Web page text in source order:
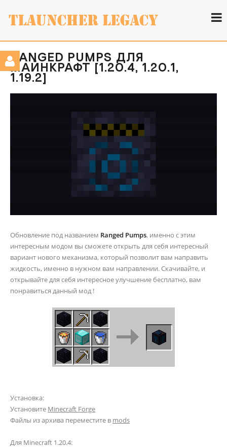
RANGED PUMPS ДЛЯ
МАЙНКРАФТ [1.20.4, 1.20.1,
1.19.2]
Обновление под названием Ranged Pumps, именно с этим
интересным модом вы сможете открыть для себя интересный
вариант нового механизма, который позволит вам направить
жидкость, именно в нужном вам направлении. Скачивайте, и
открывайте для себя интересное улучшение бесплатно, вам
понравиться данный мод !
Установка:
Установите Minecraft Forge
Файлы из архива переместите в mods
Для Minecraft 1.20.4: